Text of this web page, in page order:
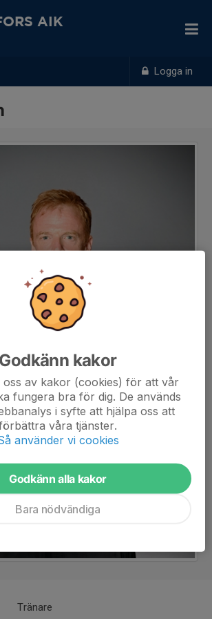
Logga in
AIK
Tränare
Godkänn kakor
oss av kakor (cookies) för att vår
fungera bra för dig. De används
i syfte att hjälpa oss att
våra tjänster.
använder vi cookies
Godkänn alla kakor
Bara nödvändiga